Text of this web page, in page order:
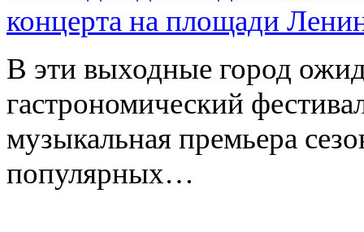
концерта на площади
В эти выходные город
гастрономический
музыкальная премьера
популярных…